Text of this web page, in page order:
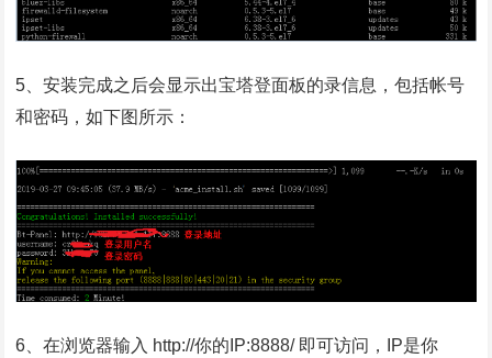
5、安装完成之后会显示出宝塔登面板的录信息，包括帐号
和密码，如下图所示：
6、在浏览器输入 http://你的IP:8888/ 即可访问，IP是你